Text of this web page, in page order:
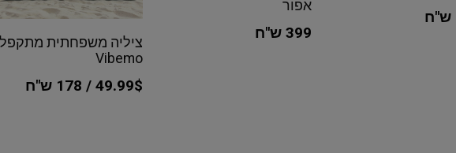
אפור
399 ש"ח
ציליה משפחתית
Vibemo
49.99$ / 178 ש"ח